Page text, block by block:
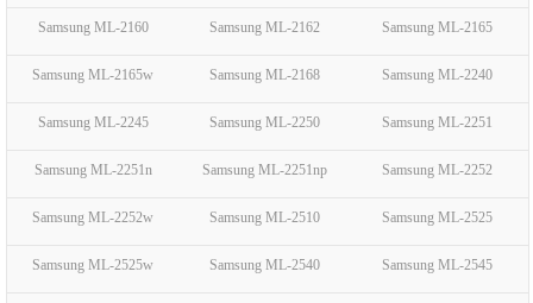
Samsung ML-2160 Samsung ML-2162 Samsung ML-2165
Samsung ML-2165w Samsung ML-2168 Samsung ML-2240
Samsung ML-2245 Samsung ML-2250 Samsung ML-2251
Samsung ML-2251n Samsung ML-2251np Samsung ML-2252
Samsung ML-2252w Samsung ML-2510 Samsung ML-2525
Samsung ML-2525w Samsung ML-2540 Samsung ML-2545